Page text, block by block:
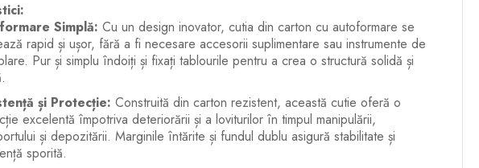
Simplă: Cu un design inovator, cutia din carton cu autoformare se
rapid și ușor, fără a fi necesare accesorii suplimentare sau instrumente de
Pur și simplu îndoiți și fixați tablourile pentru a crea o structură solidă și
și Protecție: Construită din carton rezistent, această cutie oferă o
excelentă împotriva deteriorării și a loviturilor în timpul manipulării,
și depozitării. Marginile întărite și fundul dublu asigură stabilitate și
sporită.